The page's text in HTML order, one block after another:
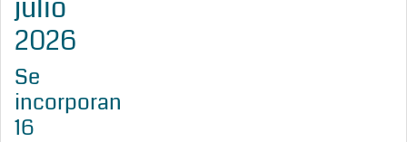
julio
2026
Se
incorporan
16